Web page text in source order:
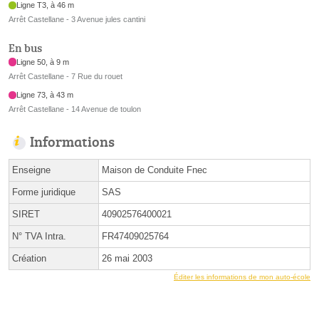
Ligne T3, à 46 m
Arrêt Castellane - 3 Avenue jules cantini
En bus
Ligne 50, à 9 m
Arrêt Castellane - 7 Rue du rouet
Ligne 73, à 43 m
Arrêt Castellane - 14 Avenue de toulon
Informations
Enseigne Maison de Conduite Fnec
Forme juridique SAS
SIRET 40902576400021
N° TVA Intra. FR47409025764
Création 26 mai 2003
Éditer les informations de mon auto-école